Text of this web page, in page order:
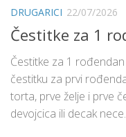
DRUGARICI 22/07/2026
Čestitke za 1
Čestitke za 1
čestitku za prvi
torta, prve želje i prve
devojcica ili decak